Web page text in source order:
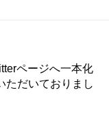
ページへ一本化
ただいておりまし